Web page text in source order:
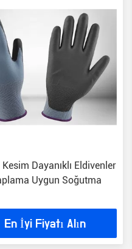
Dayanıklı Eldivenler
Uygun Soğutma
En İyi Fiyatı Alın